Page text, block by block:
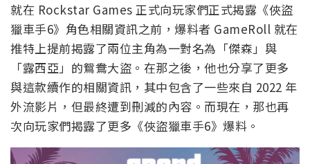
就在 Rockstar Games 正式向玩家們正式揭露《俠盜
獵車手6》角色相關資訊之前，爆料者 GameRoll 就在
推特上提前揭露了兩位主角為一對名為「傑森」與
「露西亞」的鴛鴦大盜。在那之後，他也分享了更多
與這款續作的相關資訊，其中包含了一些來自 2022 年
外流影片，但最終遭到刪減的內容。而現在，那也再
次向玩家們揭露了更多《俠盜獵車手6》爆料。